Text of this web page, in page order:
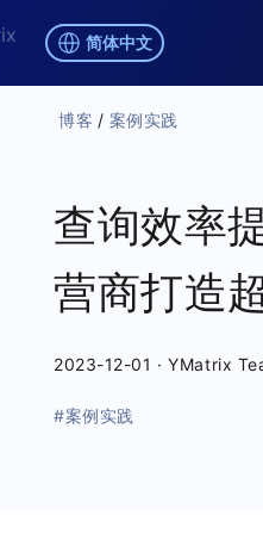
简体中文
博客 / 案例实践
查询效率
营商打造
2023-12-01 ·YMatrix
#案例实践